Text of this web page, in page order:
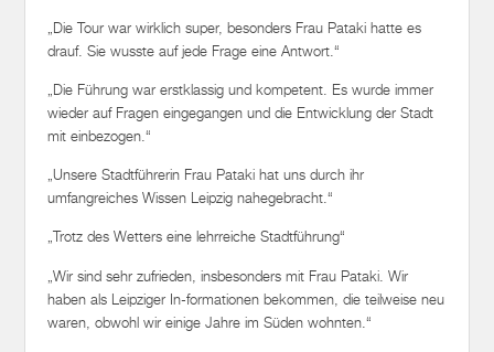
„Die Tour war wirklich super, besonders Frau Pataki hatte es
drauf. Sie wusste auf jede Frage eine Antwort.“
„Die Führung war erstklassig und kompetent. Es wurde immer
wieder auf Fragen eingegangen und die Entwicklung der Stadt
mit einbezogen.“
„Unsere Stadtführerin Frau Pataki hat uns durch ihr
umfangreiches Wissen Leipzig nahegebracht.“
„Trotz des Wetters eine lehrreiche Stadtführung“
„Wir sind sehr zufrieden, insbesonders mit Frau Pataki. Wir
haben als Leipziger In-formationen bekommen, die teilweise neu
waren, obwohl wir einige Jahre im Süden wohnten.“